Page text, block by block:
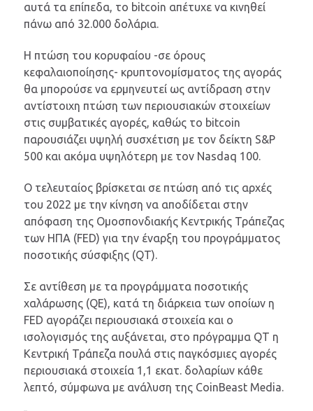
αυτά τα επίπεδα, το bitcoin απέτυχε να κινηθεί
πάνω από 32.000 δολάρια.
Η πτώση του κορυφαίου -σε όρους
κεφαλαιοποίησης- κρυπτονομίσματος της αγοράς
θα μπορούσε να ερμηνευτεί ως αντίδραση στην
αντίστοιχη πτώση των περιουσιακών στοιχείων
στις συμβατικές αγορές, καθώς το bitcoin
παρουσιάζει υψηλή συσχέτιση με τον δείκτη S&P
500 και ακόμα υψηλότερη με τον Nasdaq 100.
Ο τελευταίος βρίσκεται σε πτώση από τις αρχές
του 2022 με την κίνηση να αποδίδεται στην
απόφαση της Ομοσπονδιακής Κεντρικής Τράπεζας
των ΗΠΑ (FED) για την έναρξη του προγράμματος
ποσοτικής σύσφιξης (QT).
Σε αντίθεση με τα προγράμματα ποσοτικής
χαλάρωσης (QE), κατά τη διάρκεια των οποίων η
FED αγοράζει περιουσιακά στοιχεία και ο
ισολογισμός της αυξάνεται, στο πρόγραμμα QT η
Κεντρική Τράπεζα πουλά στις παγκόσμιες αγορές
περιουσιακά στοιχεία 1,1 εκατ. δολαρίων κάθε
λεπτό, σύμφωνα με ανάλυση της CoinBeast Media.